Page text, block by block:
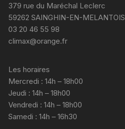
379 rue du Maréchal Leclerc
59262 SAINGHIN-EN-MELANTOIS
03 20 46 55 98
climax@orange.fr
Les horaires
Mercredi : 14h – 18h00
Jeudi : 14h – 18h00
Vendredi : 14h – 18h00
Samedi : 14h – 16h30